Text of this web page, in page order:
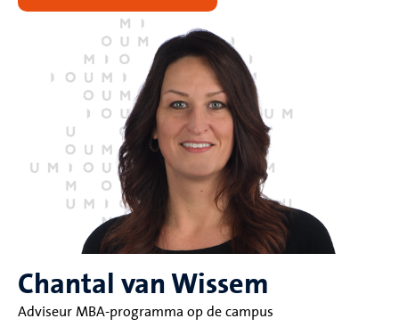
Chantal van Wissem
Adviseur MBA-programma op de campus